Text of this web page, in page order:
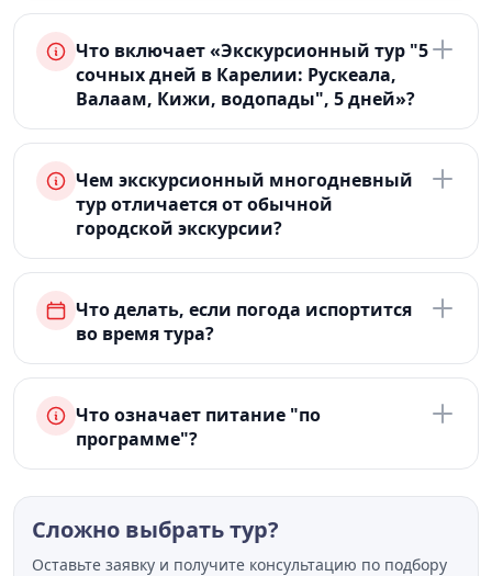
Что включает «Экскурсионный тур "5
сочных дней в Карелии: Рускеала,
Валаам, Кижи, водопады", 5 дней»?
Чем экскурсионный многодневный
тур отличается от обычной
городской экскурсии?
Что делать, если погода испортится
во время тура?
Что означает питание "по
программе"?
Сложно выбрать тур?
Оставьте заявку и получите консультацию по подбору